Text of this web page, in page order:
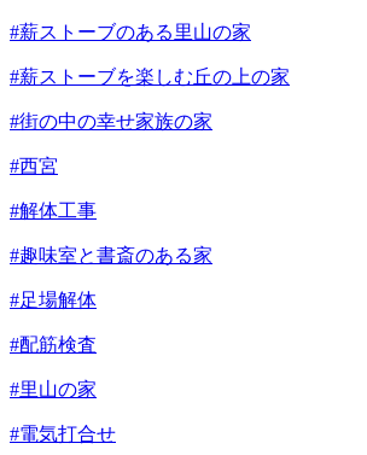
#薪ストーブのある里山の家
#薪ストーブを楽しむ丘の上の家
#街の中の幸せ家族の家
#西宮
#解体工事
#趣味室と書斎のある家
#足場解体
#配筋検査
#里山の家
#電気打合せ